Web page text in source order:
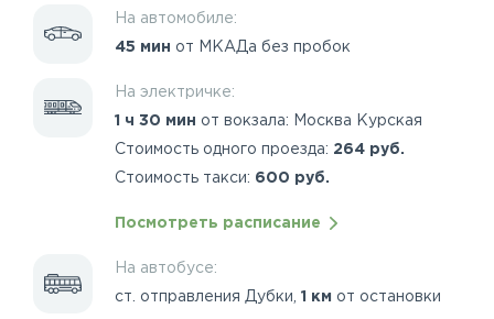
На автомобиле:
45 мин от МКАДа без пробок
На электричке:
1 ч 30 мин от вокзала: Москва Курская
Стоимость одного проезда: 264 руб.
Стоимость такси: 600 руб.
Посмотреть расписание
На автобусе:
ст. отправления Дубки, 1 км от остановки